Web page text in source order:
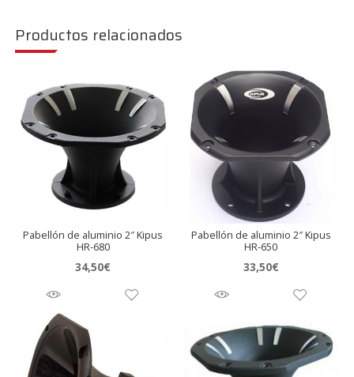
Productos relacionados
Pabellón de aluminio 2″ Kipus
HR-680
34,50€
Pabellón de aluminio 2″ Kipus
HR-650
33,50€